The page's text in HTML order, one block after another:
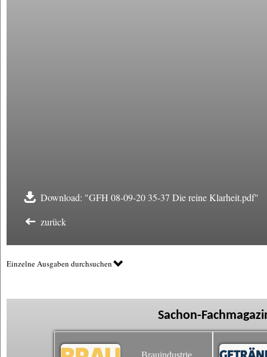
Download: "GFH 08-09-20 35-37 Die reine Klarheit.pdf"
zurück
Einzelne Ausgaben durchsuchen
Sachon-
Brauindustrie